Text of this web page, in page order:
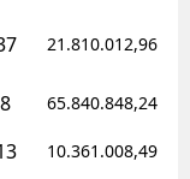
21.810.012,96
65.840.848,24
10.361.008,49